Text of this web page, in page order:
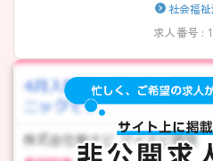
社会福
求人番号 :